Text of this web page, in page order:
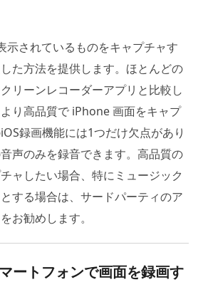
示されているものをキャプチャす
た方法を提供します。ほとんどの
リーンレコーダーアプリと比較し
り高品質で iPhone 画面をキャプ
録画機能には1つだけ欠点があり
声のみを録音できます。高品質の
ャしたい場合、特にミュージック
する場合は、サードパーティのア
お勧めします。
ートフォンで画面を録画す